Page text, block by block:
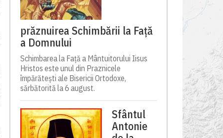
prăznuirea Schimbării la Față
a Domnului
Schimbarea la Față a Mântuitorului Iisus
Hristos este unul din Praznicele
împărătești ale Bisericii Ortodoxe,
sărbătorită la 6 august.
Sfântul
Antonie